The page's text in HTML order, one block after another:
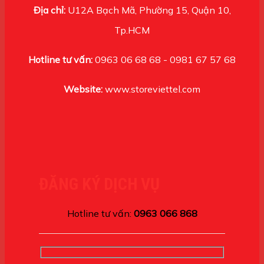
Địa chỉ:U12A Bạch Mã, Phường 15, Quận 10,
Tp.HCM
Hotline tư vấn: 0963 06 68 68 - 0981 67 57 68
Website: www.storeviettel.com
Hotline tư vấn: 0963 066 868